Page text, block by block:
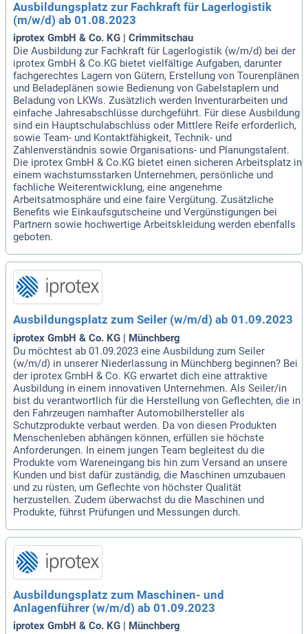
Ausbildungsplatz zur Fachkraft für Lagerlogistik
(m/w/d) ab 01.08.2023
iprotex GmbH & Co. KG | Crimmitschau
Die Ausbildung zur Fachkraft für Lagerlogistik (w/m/d) bei der
iprotex GmbH & Co.KG bietet vielfältige Aufgaben, darunter
fachgerechtes Lagern von Gütern, Erstellung von Tourenplänen
und Beladeplänen sowie Bedienung von Gabelstaplern und
Beladung von LKWs. Zusätzlich werden Inventurarbeiten und
einfache Jahresabschlüsse durchgeführt. Für diese Ausbildung
sind ein Hauptschulabschluss oder Mittlere Reife erforderlich,
sowie Team- und Kontaktfähigkeit, Technik- und
Zahlenverständnis sowie Organisations- und Planungstalent.
Die iprotex GmbH & Co.KG bietet einen sicheren Arbeitsplatz in
einem wachstumsstarken Unternehmen, persönliche und
fachliche Weiterentwicklung, eine angenehme
Arbeitsatmosphäre und eine faire Vergütung. Zusätzliche
Benefits wie Einkaufsgutscheine und Vergünstigungen bei
Partnern sowie hochwertige Arbeitskleidung werden ebenfalls
geboten.
Ausbildungsplatz zum Seiler (w/m/d) ab 01.09.2023
iprotex GmbH & Co. KG | Münchberg
Du möchtest ab 01.09.2023 eine Ausbildung zum Seiler
(w/m/d) in unserer Niederlassung in Münchberg beginnen? Bei
der iprotex GmbH & Co. KG erwartet dich eine attraktive
Ausbildung in einem innovativen Unternehmen. Als Seiler/in
bist du verantwortlich für die Herstellung von Geflechten, die in
den Fahrzeugen namhafter Automobilhersteller als
Schutzprodukte verbaut werden. Da von diesen Produkten
Menschenleben abhängen können, erfüllen sie höchste
Anforderungen. In einem jungen Team begleitest du die
Produkte vom Wareneingang bis hin zum Versand an unsere
Kunden und bist dafür zuständig, die Maschinen umzubauen
und zu rüsten, um Geflechte von höchster Qualität
herzustellen. Zudem überwachst du die Maschinen und
Produkte, führst Prüfungen und Messungen durch.
Ausbildungsplatz zum Maschinen- und
Anlagenführer (w/m/d) ab 01.09.2023
iprotex GmbH & Co. KG | Münchberg